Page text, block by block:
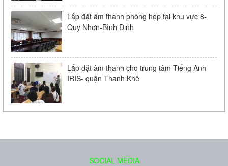
Loa âm trần Bose FreeSpace DS 16F
Lắp đặt âm thanh phòng họp tại khu vực 8-
Quy Nhơn-Bình Định
Lắp đặt âm thanh cho trung tâm Tiếng Anh
IRIS- quận Thanh Khê
SOCIAL MEDIA